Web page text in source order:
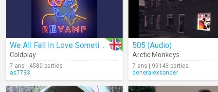
We All Fall In Love Sometimes (Cover) (Audio)
Coldplay
7 ans | 4580 parties
as7733
505 (Audio)
Arctic Monkeys
7 ans | 99143 parties
deneralexsander